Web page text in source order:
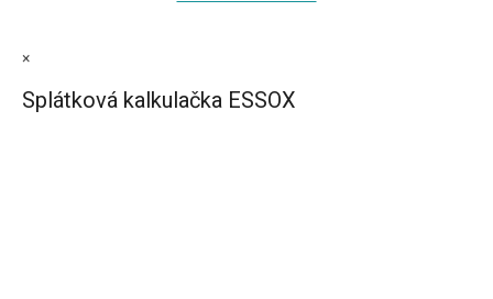
×
Splátková kalkulačka ESSOX